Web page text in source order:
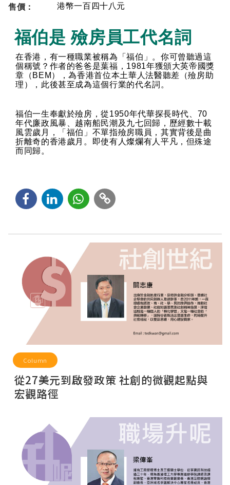
售價： 港幣一百四十八元
福伯是 殮房員工代名詞
在香港，有一種職業被稱為「福伯」。你可曾聽過這
個稱號？作者的爸爸是葉福， 1981年獲頒大英帝國獎
章（ BEM ），為香港首位本土華人法醫聽差（殮房助
理），此後甚至成為這個行業的代名詞。
福伯一生奉獻於殮房，從1950年代華探長時代、 70
年代廉政風暴、越南船民潮及九七回歸，歷經數十載
風雲歲月，「福伯」不單指殮房職員，其實背後是曲
折離奇的香港歲月。即使有人燦爛有人平凡，但殊途
而同歸。
Column
從27美元到啟發政策 社創的微觀起點與
宏觀路徑